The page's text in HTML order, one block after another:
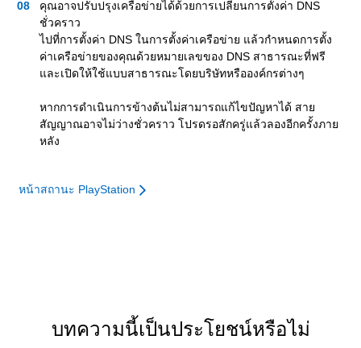
คุณอาจปรับปรุงเครือข่ายได้ด้วยการเปลี่ยนการตั้งค่า DNS
ชั่วคราว
ไปที่การตั้งค่า DNS ในการตั้งค่าเครือข่าย แล้วกำหนดการตั้ง
ค่าเครือข่ายของคุณด้วยหมายเลขของ DNS สาธารณะที่ฟรี
และเปิดให้ใช้แบบสาธารณะโดยบริษัทหรือองค์กรต่างๆ
หากการดำเนินการข้างต้นไม่สามารถแก้ไขปัญหาได้ สาย
สัญญาณอาจไม่ว่างชั่วคราว โปรดรอสักครู่แล้วลองอีกครั้งภาย
หลัง
หน้าสถานะ PlayStation
บทความนี้เป็นประโยชน์หรือไม่